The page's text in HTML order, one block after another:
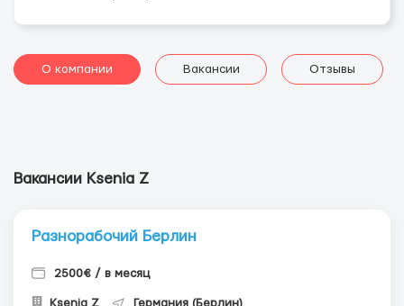
О компании Вакансии Отзывы
Вакансии Ksenia Z
Разнорабочий Берлин
2500€ / в месяц
Ksenia Z Германия (Берлин)